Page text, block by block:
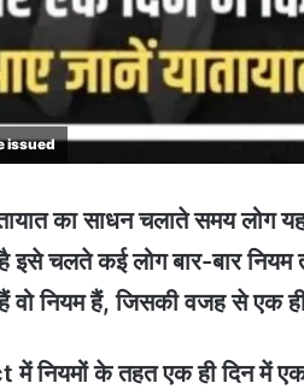
issued
का साधन चलाते समय लोग
इसे चलते कई लोग बार-बार
नियम हैं, जिसकी वजह से एक
नियमों के तहत एक ही दिन में